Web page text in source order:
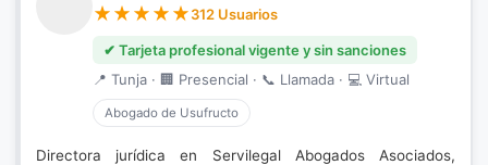
312 Usuarios
✔ Tarjeta profesional vigente y sin sanciones
📍 Tunja · 🏢 Presencial · 📞 Llamada · 💻 Virtual
Abogado de Usufructo
Directora jurídica en Servilegal Abogados Asociados,